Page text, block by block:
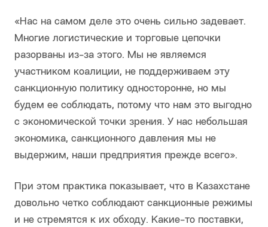
«Нас на самом деле это очень сильно задевает.
Многие логистические и торговые цепочки
разорваны из-за этого. Мы не являемся
участником коалиции, не поддерживаем эту
санкционную политику односторонне, но мы
будем ее соблюдать, потому что нам это выгодно
с экономической точки зрения. У нас небольшая
экономика, санкционного давления мы не
выдержим, наши предприятия прежде всего».
При этом практика показывает, что в Казахстане
довольно четко соблюдают санкционные режимы
и не стремятся к их обходу. Какие-то поставки,